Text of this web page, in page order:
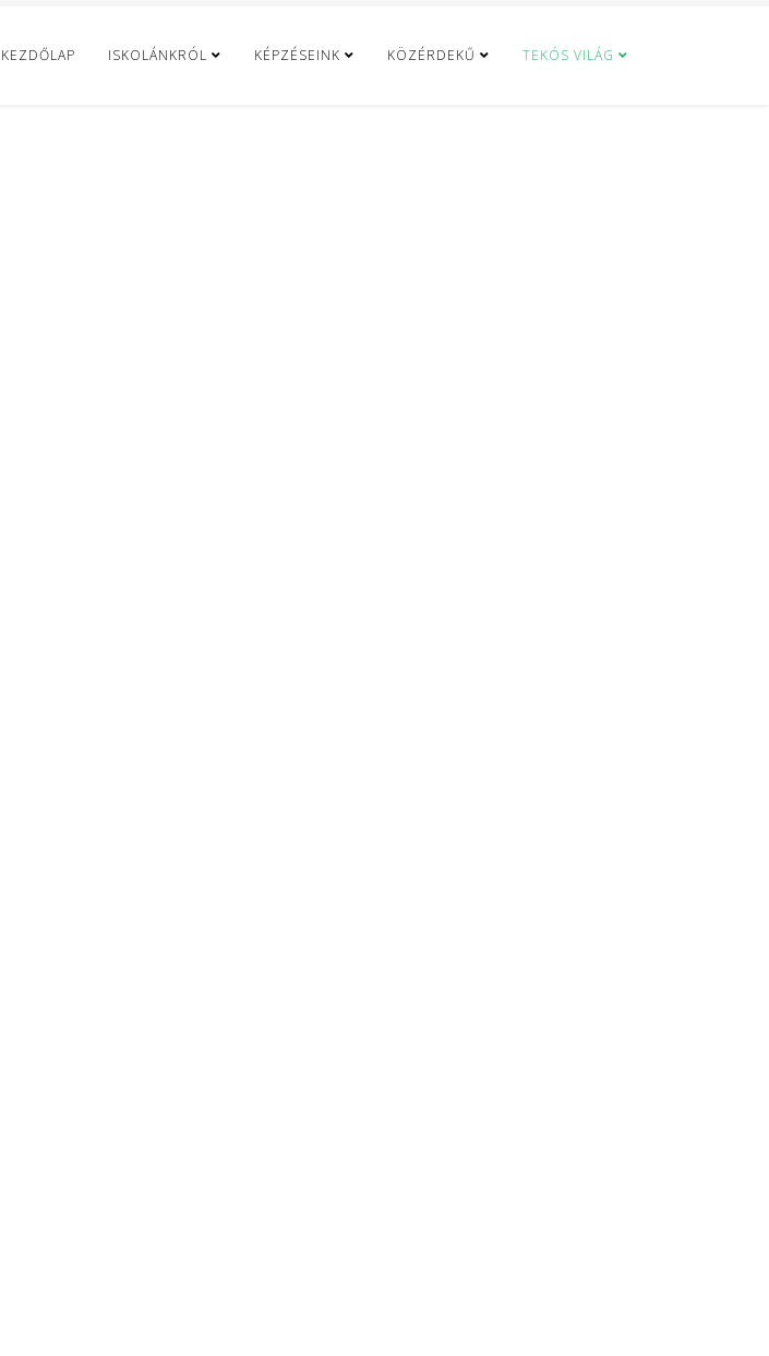
KEZDŐLAP ISKOLÁNKRÓL KÉPZÉSEINK KÖZÉRDEKŰ TEKÓS VILÁG